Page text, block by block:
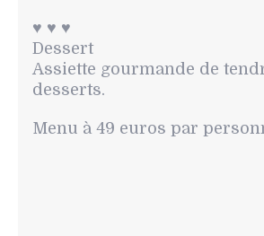
♥️ ♥️ ♥️
Dessert
Assiette gourmande de
desserts.
Menu à 49 euros par